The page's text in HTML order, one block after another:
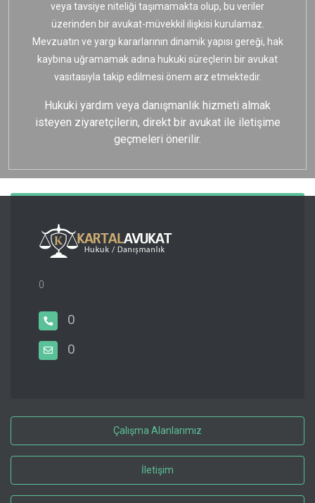
veya tavsiye niteliği taşımamakta olup, bu veriler
üzerinden bir avukat-müvekkil ilişkisi kurulamaz.
Mevzuatın ve yargı kararlarının dinamik yapısı gereği, hak
kaybına uğramamak adına hukuki süreçlerin bir avukat
vasıtasıyla takip edilmesi önem arz etmektedir.
Hukuki yardım veya danışmanlık hizmeti almak
isteyen ziyaretçilerin, direkt bir avukat ile iletişime
geçmeleri önerilir.
0
0
0
Çalışma Alanlarımız
İletişim